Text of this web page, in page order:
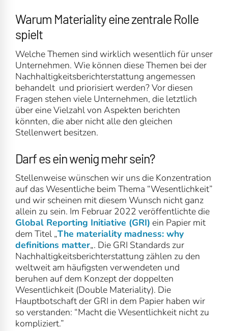
Warum Materiality eine zentrale Rolle
spielt
Welche Themen sind wirklich wesentlich für unser
Unternehmen. Wie können diese Themen bei der
Nachhaltigkeitsberichterstattung angemessen
behandelt und priorisiert werden? Vor diesen
Fragen stehen viele Unternehmen, die letztlich
über eine Vielzahl von Aspekten berichten
könnten, die aber nicht alle den gleichen
Stellenwert besitzen.
Darf es ein wenig mehr sein?
Stellenweise wünschen wir uns die Konzentration
auf das Wesentliche beim Thema “Wesentlichkeit”
und wir scheinen mit diesem Wunsch nicht ganz
allein zu sein. Im Februar 2022 veröffentlichte die
Global Reporting Initiative (GRI) ein Papier mit
dem Titel „The materiality madness: why
definitions matter„. Die GRI Standards zur
Nachhaltigkeitsberichterstattung zählen zu den
weltweit am häufigsten verwendeten und
beruhen auf dem Konzept der doppelten
Wesentlichkeit (Double Materiality). Die
Hauptbotschaft der GRI in dem Papier haben wir
so verstanden: “Macht die Wesentlichkeit nicht zu
kompliziert.”